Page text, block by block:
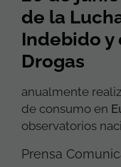
de la
Indebido y
Drogas
anualmente
de consumo en
observatorios
Prensa